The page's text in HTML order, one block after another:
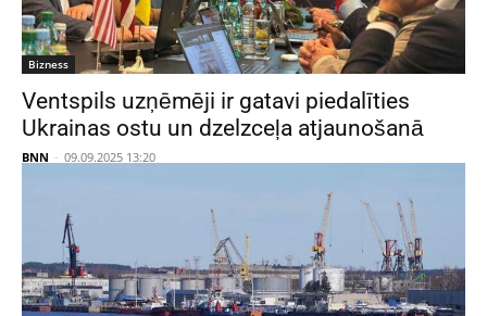
Bizness
Ventspils uzņēmēji ir gatavi piedalīties
Ukrainas ostu un dzelzceļa atjaunošanā
BNN - 09.09.2025 13:20